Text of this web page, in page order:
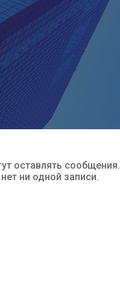
оставлять сообщения.
ни одной записи.